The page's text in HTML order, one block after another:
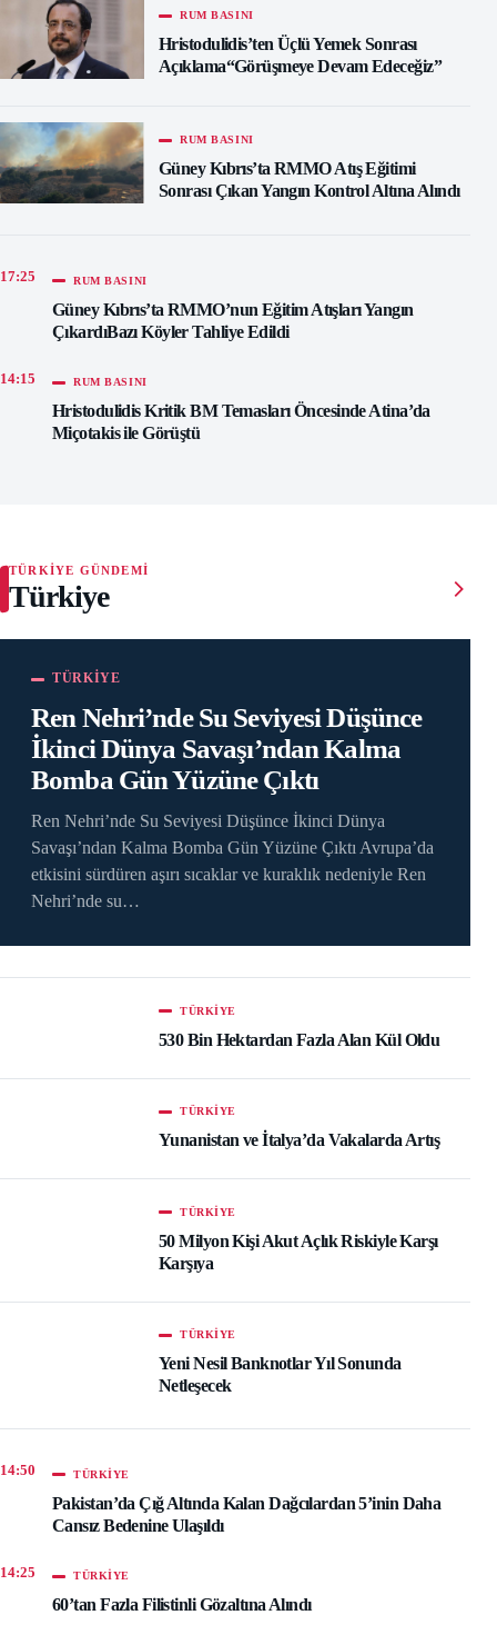
RUM BASINI
Hristodulidis’ten Üçlü Yemek Sonrası
Açıklama“Görüşmeye Devam Edeceğiz”
RUM BASINI
Güney Kıbrıs’ta RMMO Atış Eğitimi
Sonrası Çıkan Yangın Kontrol Altına Alındı
17:25 RUM BASINI
Güney Kıbrıs’ta RMMO’nun Eğitim Atışları Yangın
ÇıkardıBazı Köyler Tahliye Edildi
14:15 RUM BASINI
Hristodulidis Kritik BM Temasları Öncesinde Atina’da
Miçotakis ile Görüştü
TÜRKIYE GÜNDEMI
Türkiye
TÜRKIYE
Ren Nehri’nde Su Seviyesi Düşünce
İkinci Dünya Savaşı’ndan Kalma
Bomba Gün Yüzüne Çıktı
Ren Nehri’nde Su Seviyesi Düşünce İkinci Dünya
Savaşı’ndan Kalma Bomba Gün Yüzüne Çıktı Avrupa’da
etkisini sürdüren aşırı sıcaklar ve kuraklık nedeniyle Ren
Nehri’nde su…
TÜRKIYE
530 Bin Hektardan Fazla Alan Kül Oldu
TÜRKIYE
Yunanistan ve İtalya’da Vakalarda Artış
TÜRKIYE
50 Milyon Kişi Akut Açlık Riskiyle Karşı
Karşıya
TÜRKIYE
Yeni Nesil Banknotlar Yıl Sonunda
Netleşecek
14:50 TÜRKIYE
Pakistan’da Çığ Altında Kalan Dağcılardan 5’inin Daha
Cansız Bedenine Ulaşıldı
14:25 TÜRKIYE
60’tan Fazla Filistinli Gözaltına Alındı